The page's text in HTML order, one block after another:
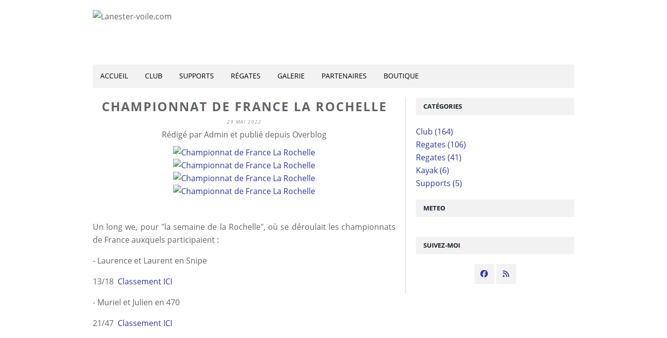
ACCUEIL CLUB SUPPORTS RÉGATES GALERIE PARTENAIRES BOUTIQUE
CHAMPIONNAT DE FRANCE LA ROCHELLE
29 MAI 2022
Rédigé par Admin et publié depuis Overblog
Un long we, pour "la semaine de la Rochelle", où se déroulait les championnats
de France auxquels participaient :
- Laurence et Laurent en Snipe
13/18 Classement ICI
- Muriel et Julien en 470
21/47 Classement ICI
SUIVEZ-MOI
CATÉGORIES
Club (164)
Regates (106)
Regates (41)
Kayak(6)
Supports (5)
METEO